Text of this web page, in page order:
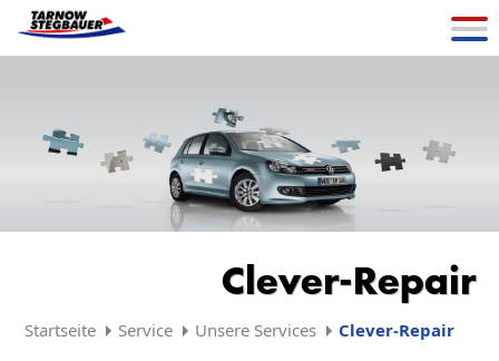
Clever-Repair
Startseite Service Unsere Services Clever-Repair